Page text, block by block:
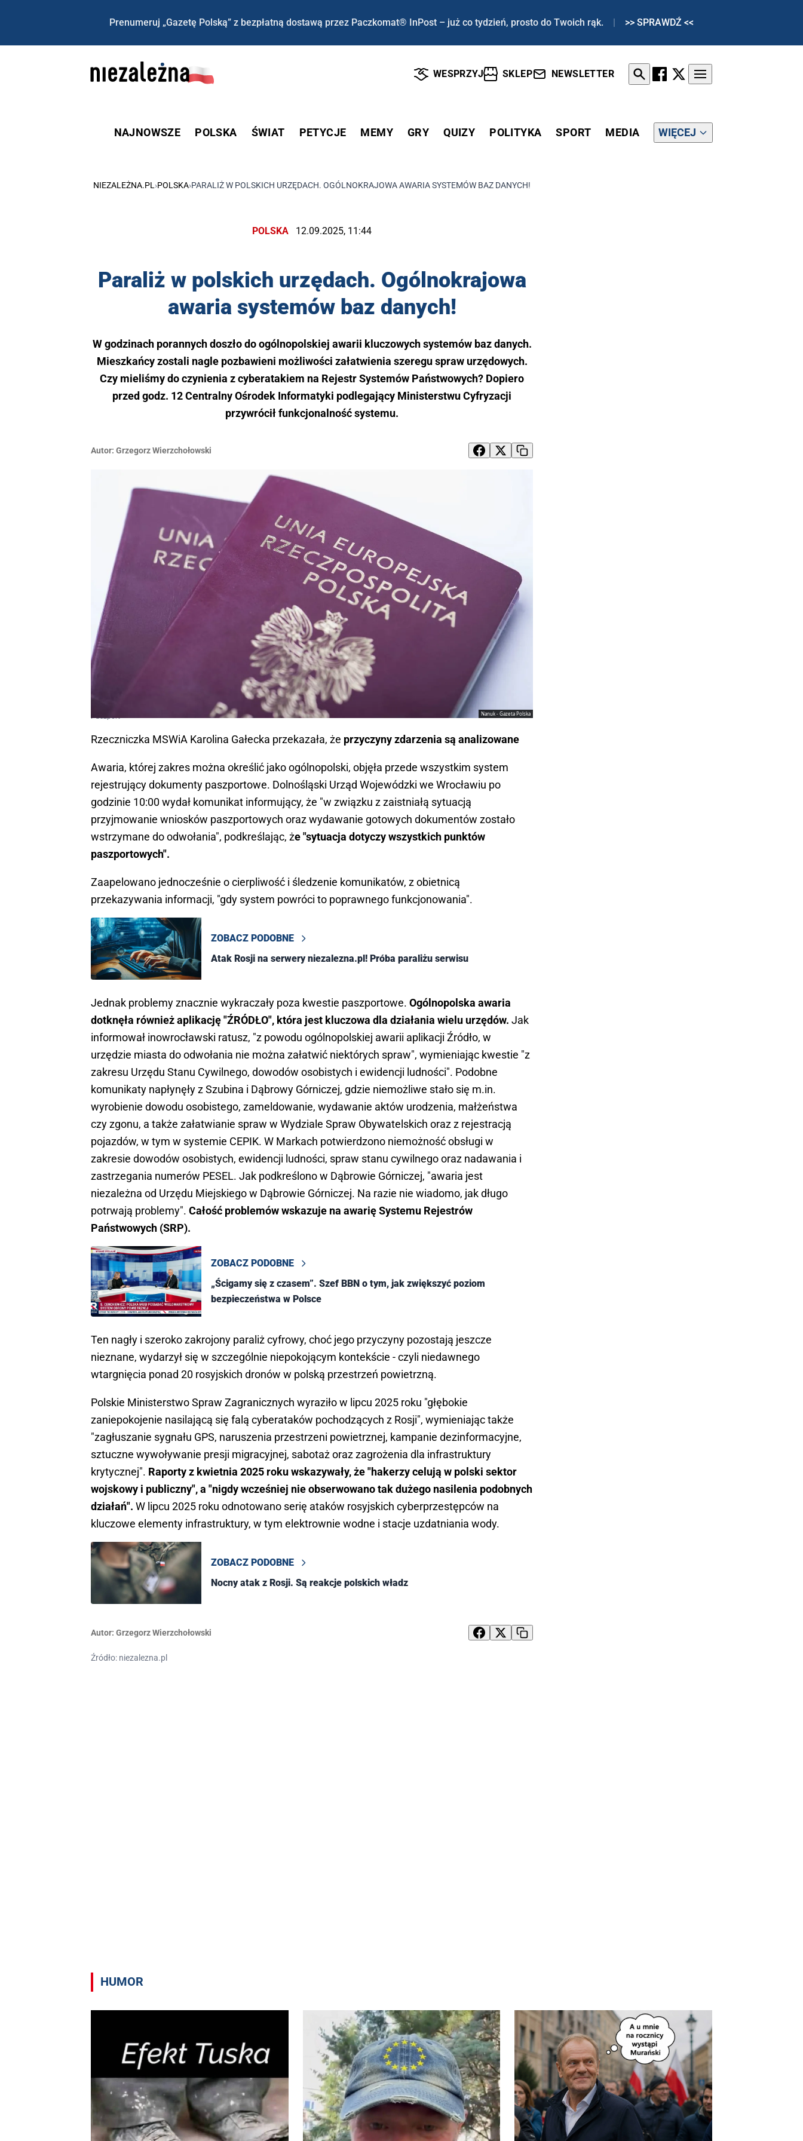
Prenumeruj „Gazetę Polską” z bezpłatną dostawą przez Paczkomat® InPost – już co tydzień, prosto do Twoich rąk. | >> SPRAWDŹ <<
WESPRZYJ SKLEP NEWSLETTER
NAJNOWSZE POLSKA ŚWIAT PETYCJE MEMY GRY QUIZY POLITYKA SPORT MEDIA WIĘCEJ
NIEZALEŻNA.PL ›POLSKA›PARALIŻ W POLSKICH URZĘDACH. OGÓLNOKRAJOWA AWARIA SYSTEMÓW BAZ DANYCH!
POLSKA 12.09.2025, 11:44
Paraliż w polskich urzędach. Ogólnokrajowa
awaria systemów baz danych!
W godzinach porannych doszło do ogólnopolskiej awarii kluczowych systemów baz danych.
Mieszkańcy zostali nagle pozbawieni możliwości załatwienia szeregu spraw urzędowych.
Czy mieliśmy do czynienia z cyberatakiem na Rejestr Systemów Państwowych? Dopiero
przed godz. 12 Centralny Ośrodek Informatyki podlegający Ministerstwu Cyfryzacji
przywrócił funkcjonalność systemu.
Autor: Grzegorz Wierzchołowski
Nanuk - Gazeta Polska
Paszport
Rzeczniczka MSWiA Karolina Gałecka przekazała, że przyczyny zdarzenia są analizowane
Awaria, której zakres można określić jako ogólnopolski, objęła przede wszystkim system
rejestrujący dokumenty paszportowe. Dolnośląski Urząd Wojewódzki we Wrocławiu po
godzinie 10:00 wydał komunikat informujący, że "w związku z zaistniałą sytuacją
przyjmowanie wniosków paszportowych oraz wydawanie gotowych dokumentów zostało
wstrzymane do odwołania", podkreślając, że "sytuacja dotyczy wszystkich punktów
paszportowych".
Zaapelowano jednocześnie o cierpliwość i śledzenie komunikatów, z obietnicą
przekazywania informacji, "gdy system powróci to poprawnego funkcjonowania".
ZOBACZ PODOBNE
Atak Rosji na serwery niezalezna.pl! Próba paraliżu serwisu
Jednak problemy znacznie wykraczały poza kwestie paszportowe. Ogólnopolska awaria
dotknęła również aplikację "ŹRÓDŁO", która jest kluczowa dla działania wielu urzędów. Jak
informował inowrocławski ratusz, "z powodu ogólnopolskiej awarii aplikacji Źródło, w
urzędzie miasta do odwołania nie można załatwić niektórych spraw", wymieniając kwestie "z
zakresu Urzędu Stanu Cywilnego, dowodów osobistych i ewidencji ludności". Podobne
komunikaty napłynęły z Szubina i Dąbrowy Górniczej, gdzie niemożliwe stało się m.in.
wyrobienie dowodu osobistego, zameldowanie, wydawanie aktów urodzenia, małżeństwa
czy zgonu, a także załatwianie spraw w Wydziale Spraw Obywatelskich oraz z rejestracją
pojazdów, w tym w systemie CEPIK. W Markach potwierdzono niemożność obsługi w
zakresie dowodów osobistych, ewidencji ludności, spraw stanu cywilnego oraz nadawania i
zastrzegania numerów PESEL. Jak podkreślono w Dąbrowie Górniczej, "awaria jest
niezależna od Urzędu Miejskiego w Dąbrowie Górniczej. Na razie nie wiadomo, jak długo
potrwają problemy". Całość problemów wskazuje na awarię Systemu Rejestrów
Państwowych (SRP).
ZOBACZ PODOBNE
„Ścigamy się z czasem”. Szef BBN o tym, jak zwiększyć poziom
bezpieczeństwa w Polsce
Ten nagły i szeroko zakrojony paraliż cyfrowy, choć jego przyczyny pozostają jeszcze
nieznane, wydarzył się w szczególnie niepokojącym kontekście - czyli niedawnego
wtargnięcia ponad 20 rosyjskich dronów w polską przestrzeń powietrzną.
Polskie Ministerstwo Spraw Zagranicznych wyraziło w lipcu 2025 roku "głębokie
zaniepokojenie nasilającą się falą cyberataków pochodzących z Rosji", wymieniając także
"zagłuszanie sygnału GPS, naruszenia przestrzeni powietrznej, kampanie dezinformacyjne,
sztuczne wywoływanie presji migracyjnej, sabotaż oraz zagrożenia dla infrastruktury
krytycznej". Raporty z kwietnia 2025 roku wskazywały, że "hakerzy celują w polski sektor
wojskowy i publiczny", a "nigdy wcześniej nie obserwowano tak dużego nasilenia podobnych
działań". W lipcu 2025 roku odnotowano serię ataków rosyjskich cyberprzestępców na
kluczowe elementy infrastruktury, w tym elektrownie wodne i stacje uzdatniania wody.
ZOBACZ PODOBNE
Nocny atak z Rosji. Są reakcje polskich władz
Autor: Grzegorz Wierzchołowski
Źródło: niezalezna.pl
HUMOR